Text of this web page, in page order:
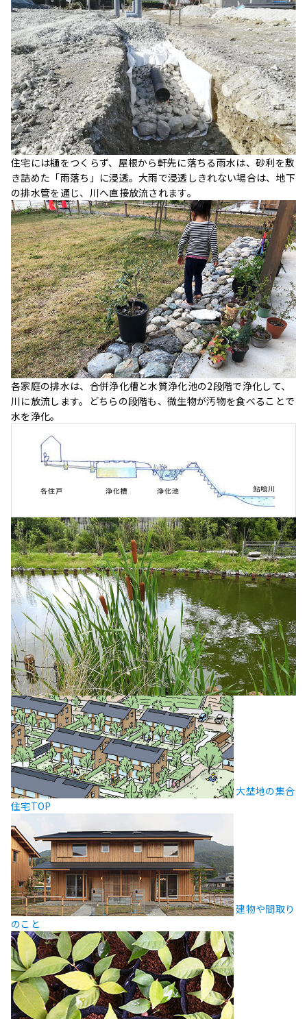
住宅には樋をつくらず、屋根から軒先に落ちる雨水は、砂利を敷
き詰めた「雨落ち」に浸透。大雨で浸透しきれない場合は、地下
の排水管を通じ、川へ直接放流されます。
各家庭の排水は、合併浄化槽と水質浄化池の2段階で浄化して、
川に放流します。どちらの段階も、微生物が汚物を食べることで
水を浄化。
大埜地の集合
住宅TOP
建物や間取り
のこと